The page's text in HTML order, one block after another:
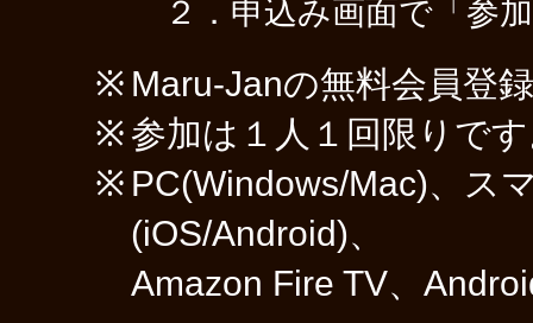
２．申込み画面で「参
Maru-Janの無料会員登
参加は１人１回限りで
PC(Windows/Mac)、ス
(iOS/Android)、
Amazon Fire TV、